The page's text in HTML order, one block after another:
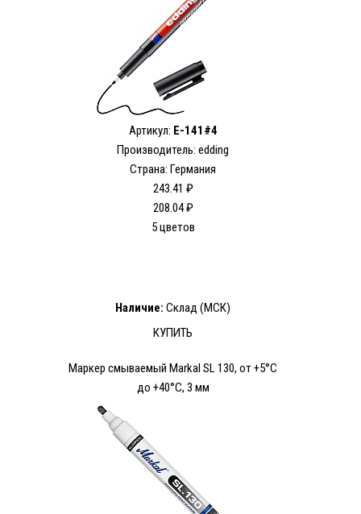
Артикул: E-141#4
Производитель: edding
Страна: Германия
243.41 ₽
208.04 ₽
5 цветов
Наличие: Склад (МСК)
КУПИТЬ
Маркер смываемый Markal SL 130, от +5°C
до +40°C, 3 мм